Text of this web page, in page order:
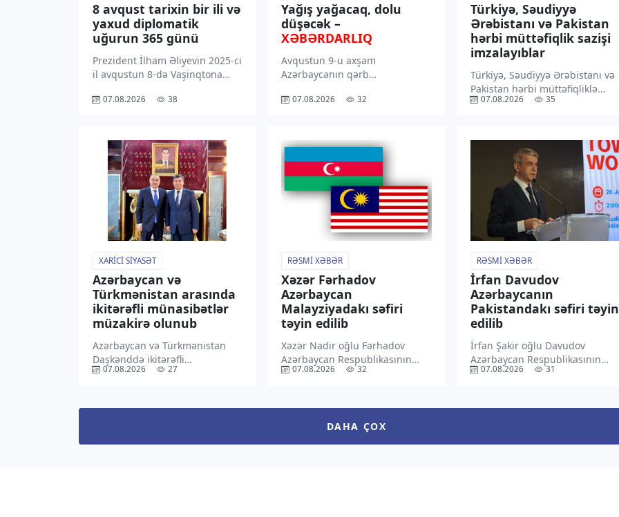
8 avqust tarixin bir ili və
yaxud diplomatik
uğurun 365 günü
Prezident İlham Əliyevin 2025-ci
il avqustun 8-də Vaşinqtona
Azərbaycanın diplomatiya
Donald Trampın dəvəti ilə
reallaşan bu səfər Azərbaycan –
ABŞ münasibətlərinin yeni […]
07.08.2026 38
Yağış yağacaq, dolu
düşəcək –
XƏBƏRDARLIQ
Avqustun 9-u axşam
Azərbaycanın qərb
dək əsasən dağlıq və dağətəyi
bu barədə Milli
Hidrometeorologiya Xidmətinin
yaydığı xəbərdarlıqda bildirilib.
Qeyd olunub […]
07.08.2026 32
Türkiyə, Səudiyyə
Ərəbistanı və Pakistan
hərbi müttəfiqlik sazişi
imzalayıblar
Türkiyə, Səudiyyə Ərəbistanı və
Pakistan hərbi müttəfiqliklə
bağlı Məkkə Birgə Müdafiə
İşlər Nazirliyinin bəyanatına
əsasən, müdafiə sazişi regionda
və onun hüdudlarından
kənarda […]
07.08.2026 35
XARICI SIYASƏT
Azərbaycan və
Türkmənistan arasında
ikitərəfli münasibətlər
müzakirə olunub
Azərbaycan və Türkmənistan
Daşkənddə ikitərəfli
münasibətlərin hazırkı
verir ki, bu barədə
07.08.2026 27
RƏSMI XƏBƏR
Xəzər Fərhadov
Azərbaycan
Malayziyadakı səfiri
təyin edilib
Xəzər Nadir oğlu Fərhadov
Azərbaycan Respublikasının
Malayziyada fövqəladə və
Sərəncam imzalayıb. Sənədin
mətni Azərbaycan Prezidentinin
07.08.2026 32
RƏSMI XƏBƏR
İrfan Davudov
Azərbaycanın
Pakistandakı səfiri təyin
edilib
İrfan Şakir oğlu Davudov
Azərbaycan Respublikasının
Pakistan İslam Respublikasında
Sənədin mətni Azərbaycan
07.08.2026 31
DAHA ÇOX